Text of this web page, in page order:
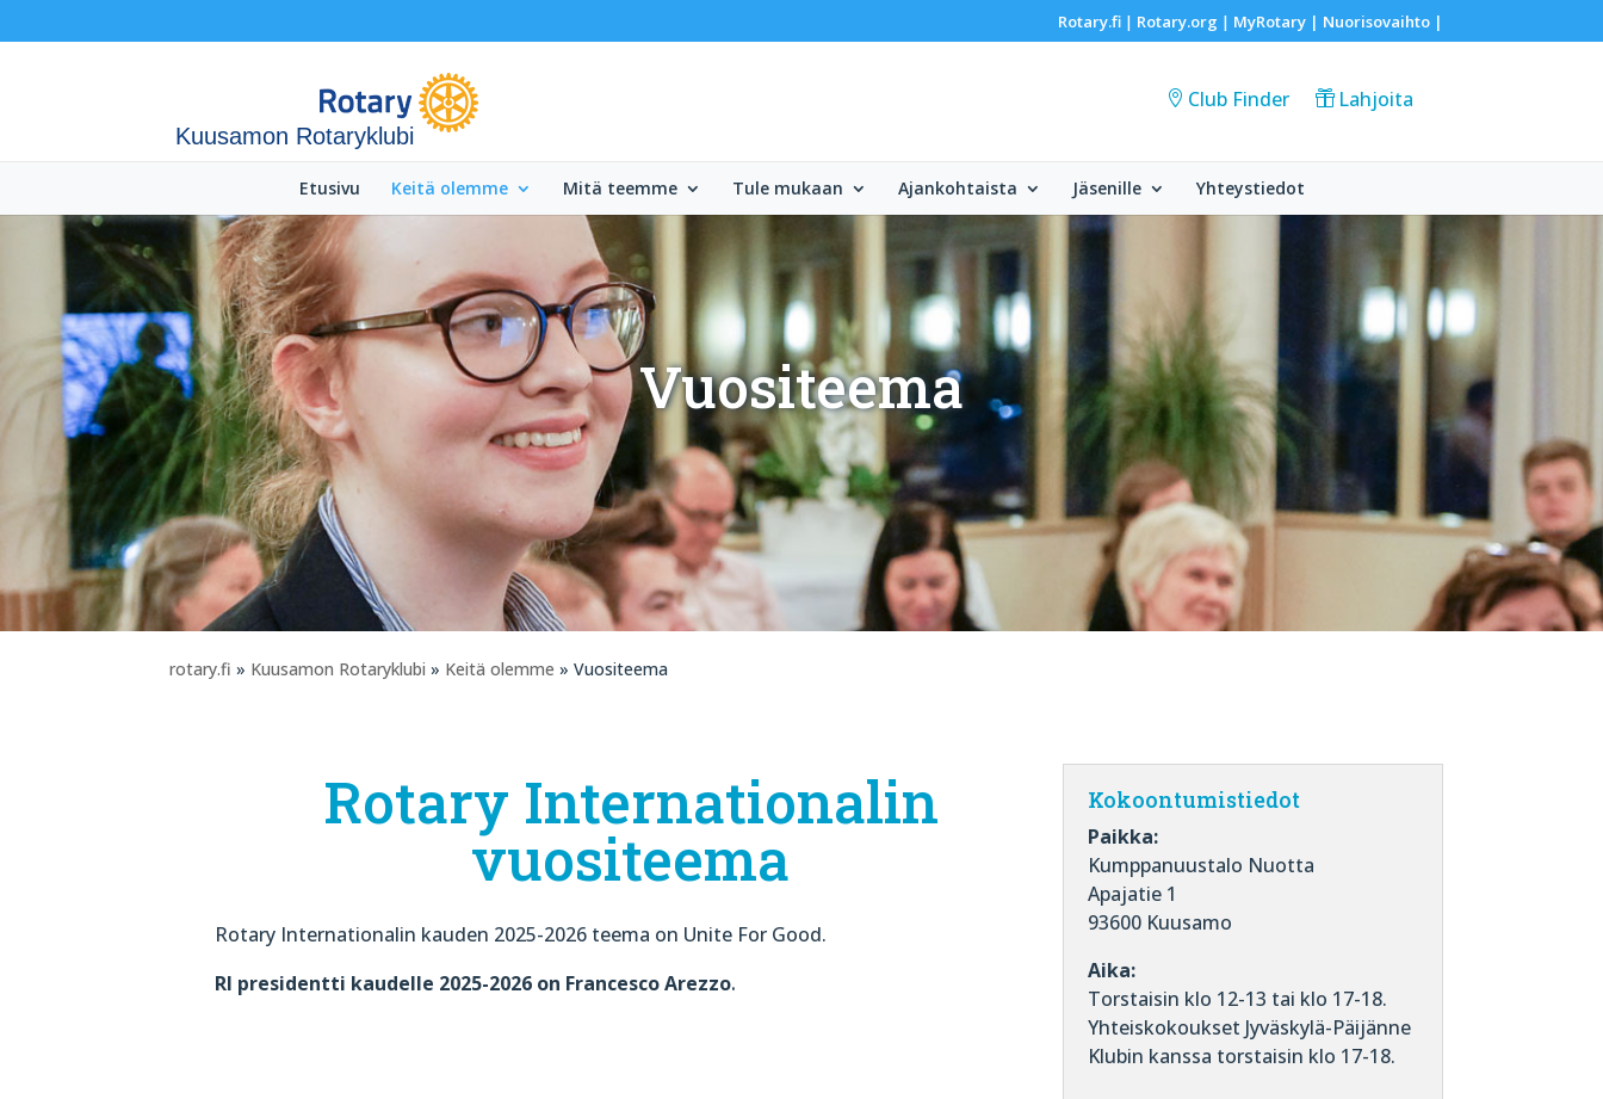
Rotary.fi| Rotary.org | MyRotary | Nuorisovaihto|
Kuusamon Rotaryklubi
Club Finder Lahjoita
Etusivu Keitä olemme Mitä teemme Tule mukaan Ajankohtaista Jäsenille Yhteystiedot
Vuositeema
rotary.fi » Kuusamon Rotaryklubi » Keitä olemme » Vuositeema
Rotary Internationalin
vuositeema
Rotary Internationalin kauden 2025-2026 teema on Unite For Good.
RI presidentti kaudelle 2025-2026 on Francesco Arezzo.
Kokoontumistiedot
Paikka:
Kumppanuustalo Nuotta
Apajatie 1
93600 Kuusamo
Aika:
Torstaisin klo 12-13 tai klo 17-18.
Yhteiskokoukset Jyväskylä-Päijänne
Klubin kanssa torstaisin klo 17-18.